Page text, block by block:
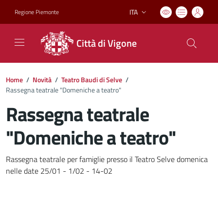
Regione Piemonte Lingua attiva:
ITA
Città di Vigone
Home / Novità / Teatro Baudi di Selve /
Rassegna teatrale "Domeniche a teatro"
Rassegna teatrale
"Domeniche a teatro"
Dettagli del documento
Rassegna teatrale per famiglie presso il Teatro Selve domenica
nelle date 25/01 - 1/02 - 14-02